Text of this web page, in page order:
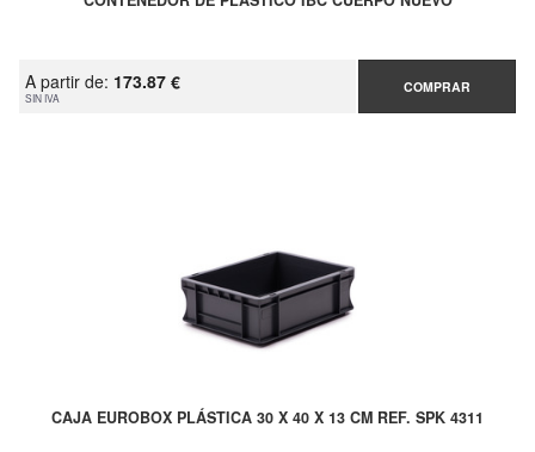
A partir de: 173.87 €
SIN IVA
COMPRAR
CAJA EUROBOX PLÁSTICA 30 X 40 X 13 CM REF. SPK 4311